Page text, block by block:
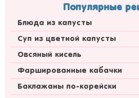
Популярные
Блюда из капусты
Суп из цветной капусты
Овсяный кисель
Фаршированные кабачки
Баклажаны по-корейски